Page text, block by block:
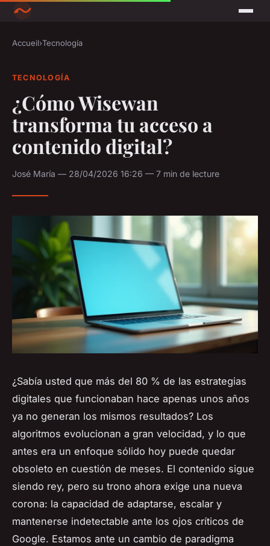
Accueil›Tecnología
TECNOLOGÍA
¿Cómo Wisewan
transforma tu acceso a
contenido digital?
José María — 28/04/2026 16:26 — 7 min de lecture
¿Sabía usted que más del 80 % de las estrategias
digitales que funcionaban hace apenas unos años
ya no generan los mismos resultados? Los
algoritmos evolucionan a gran velocidad, y lo que
antes era un enfoque sólido hoy puede quedar
obsoleto en cuestión de meses. El contenido sigue
siendo rey, pero su trono ahora exige una nueva
corona: la capacidad de adaptarse, escalar y
mantenerse indetectable ante los ojos críticos de
Google. Estamos ante un cambio de paradigma